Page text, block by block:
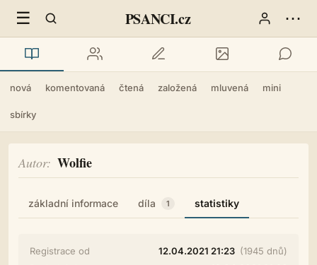
☰ PSANCI.cz ⋯
nová komentovaná čtená založená mluvená mini
sbírky
Autor Wolfie
základní informace díla 1 statistiky
Registrace od 12.04.2021 21:23 (1945 dnů)